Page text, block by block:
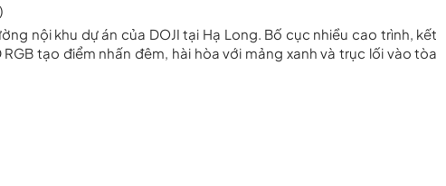
nội khu dự án của DOJI tại Hạ Long. Bố cục nhiều cao trình, kết
tạo điểm nhấn đêm, hài hòa với mảng xanh và trục lối vào tòa